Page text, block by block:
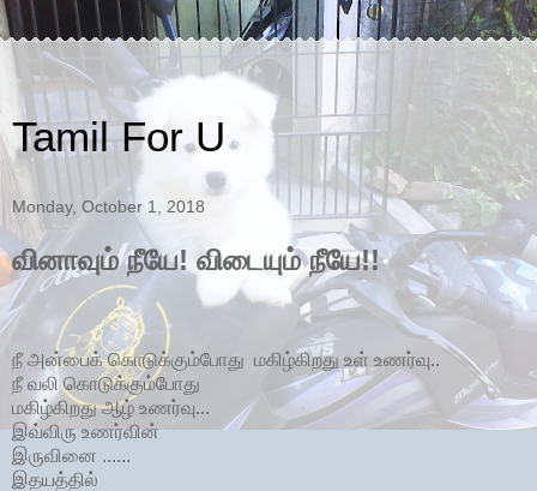
Tamil For U
Monday, October 1, 2018
வினாவும் நீயே! விடையும் நீயே!!
நீ அன்பைக் கொடுக்கும்போது மகிழ்கிறது உள் உணர்வு..
நீ வலி கொடுக்கும்போது
மகிழ்கிறது ஆழ் உணர்வு...
இவ்விரு உணர்வின்
இருவினை ......
இதயத்தில்